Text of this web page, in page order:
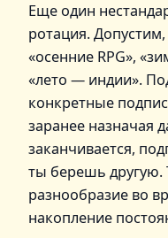
Еще один
ротация.
«осенние RPG»,
«лето — индии».
конкретные
заранее назначая
заканчивается,
ты берешь другую.
разнообразие во
накопление